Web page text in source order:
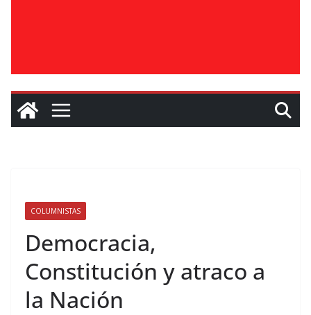
COLUMNISTAS
Democracia,
Constitución y atraco a
la Nación